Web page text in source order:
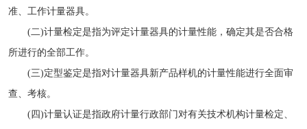
准、工作计量器具。
(二)计量检定是指为评定计量器具的计量性能，确定其是否合格
所进行的全部工作。
(三)定型鉴定是指对计量器具新产品样机的计量性能进行全面审
查、考核。
(四)计量认证是指政府计量行政部门对有关技术机构计量检定、